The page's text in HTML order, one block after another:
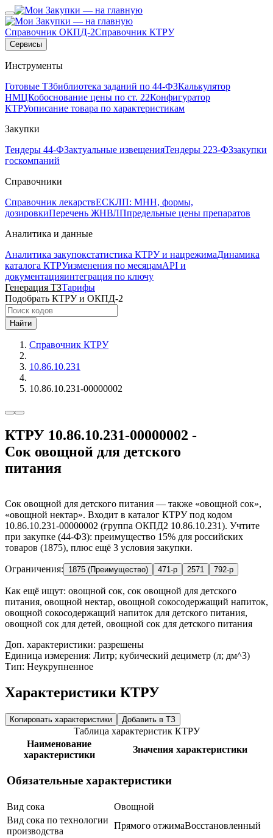
Справочник ОКПД-2Справочник КТРУ
Сервисы
Инструменты
Готовые ТЗбиблиотека заданий по 44-ФЗКалькулятор
НМЦКобоснование цены по ст. 22Конфигуратор
КТРУописание товара по характеристикам
Закупки
Тендеры 44-ФЗактуальные извещенияТендеры 223-ФЗзакупки
госкомпаний
Справочники
Справочник лекарствЕСКЛП: МНН, формы,
дозировкиПеречень ЖНВЛПпредельные цены препаратов
Аналитика и данные
Аналитика закупокстатистика КТРУ и нацрежимаДинамика
каталога КТРУизменения по месяцамAPI и
документацияинтеграция по ключу
Генерация ТЗТарифы
Подобрать КТРУ и ОКПД-2
Найти
Справочник КТРУ
10.86.10.231
10.86.10.231-00000002
КТРУ 10.86.10.231-00000002 -
Сок овощной для детского
питания
Сок овощной для детского питания — также «овощной сок»,
«овощной нектар». Входит в каталог КТРУ под кодом
10.86.10.231-00000002 (группа ОКПД2 10.86.10.231). Учтите
при закупке (44-ФЗ): преимущество 15% для российских
товаров (1875), плюс ещё 3 условия закупки.
Ограничения: 1875 (Преимущество) 471-р 2571 792-р
Как ещё ищут: овощной сок, сок овощной для детского
питания, овощной нектар, овощной сокосодержащий напиток,
овощной сокосодержащий напиток для детского питания,
овощной сок для детей, овощной сок для детского питания
Доп. характеристики: разрешены
Единица измерения: Литр; кубический дециметр (л; дм^3)
Тип: Неукрупненное
Характеристики КТРУ
Копировать характеристики Добавить в ТЗ
Таблица характеристик КТРУ
Наименование
характеристики
Значения характеристики
Обязательные характеристики
Вид сока
Овощной
Вид сока по технологии
производства
Прямого отжимаВосстановленный